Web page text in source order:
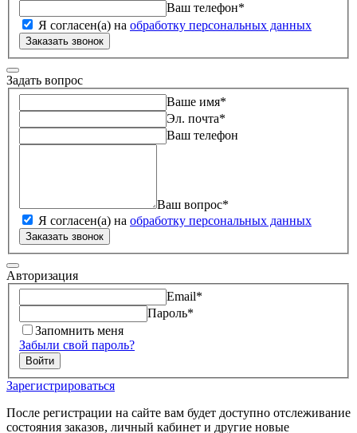
Ваш телефон*
Я согласен(а) на обработку персональных данных
Заказать звонок
Задать вопрос
Ваше имя*
Эл. почта*
Ваш телефон
Ваш вопрос*
Я согласен(а) на обработку персональных данных
Заказать звонок
Авторизация
Email*
Пароль*
Запомнить меня
Забыли свой пароль?
Войти
Зарегистрироваться
После регистрации на сайте вам будет доступно отслеживание
состояния заказов, личный кабинет и другие новые